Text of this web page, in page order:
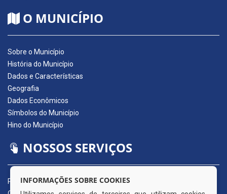
O MUNICÍPIO
Sobre o Município
História do Município
Dados e Características
Geografia
Dados Econômicos
Símbolos do Município
Hino do Município
NOSSOS SERVIÇOS
Portal da Transparência
INFORMAÇÕES SOBRE COOKIES